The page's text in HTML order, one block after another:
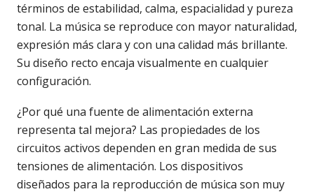
términos de estabilidad, calma, espacialidad y pureza
tonal. La música se reproduce con mayor naturalidad,
expresión más clara y con una calidad más brillante.
Su diseño recto encaja visualmente en cualquier
configuración.
¿Por qué una fuente de alimentación externa
representa tal mejora? Las propiedades de los
circuitos activos dependen en gran medida de sus
tensiones de alimentación. Los dispositivos
diseñados para la reproducción de música son muy